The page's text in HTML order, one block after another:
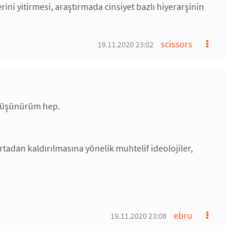
yitirmesi, araştırmada cinsiyet bazlı hiyerarşinin
scissors
19.11.2020 23:02
hep.
kaldırılmasına yönelik muhtelif ideolojiler,
ebru
19.11.2020 23:08